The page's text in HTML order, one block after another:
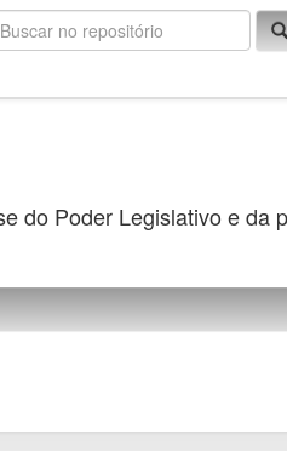
do Poder Legislativo e da